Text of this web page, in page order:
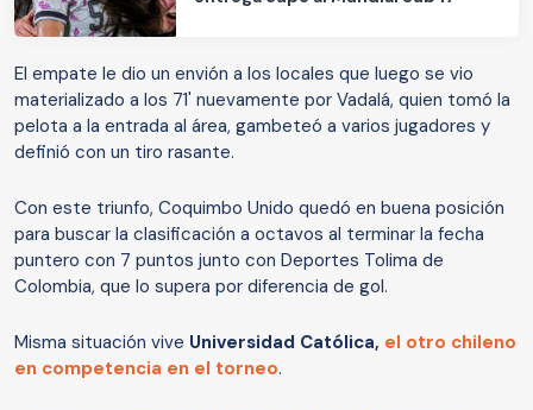
El empate le dio un envión a los locales que luego se vio
materializado a los 71' nuevamente por Vadalá, quien tomó la
pelota a la entrada al área, gambeteó a varios jugadores y
definió con un tiro rasante.
Con este triunfo, Coquimbo Unido quedó en buena posición
para buscar la clasificación a octavos al terminar la fecha
puntero con 7 puntos junto con Deportes Tolima de
Colombia, que lo supera por diferencia de gol.
Misma situación vive Universidad Católica, el otro chileno
en competencia en el torneo.